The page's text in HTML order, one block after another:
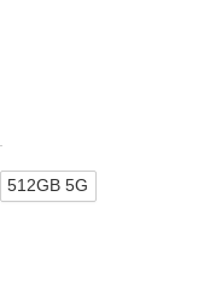
512GB 5G